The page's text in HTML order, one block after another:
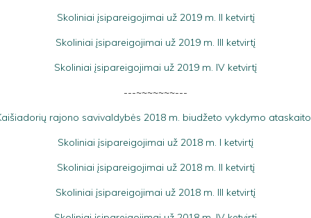
Skoliniai įsipareigojimai už 2019 m. II ketvirtį
Skoliniai įsipareigojimai už 2019 m. III ketvirtį
Skoliniai įsipareigojimai už 2019 m. IV ketvirtį
---~~~~~~~---
rajono savivaldybės 2018 m. biudžeto vykdymo
Skoliniai įsipareigojimai už 2018 m. I ketvirtį
Skoliniai įsipareigojimai už 2018 m. II ketvirtį
Skoliniai įsipareigojimai už 2018 m. III ketvirtį